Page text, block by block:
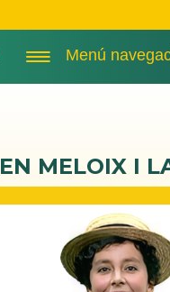
Menú
EN MELOIX I